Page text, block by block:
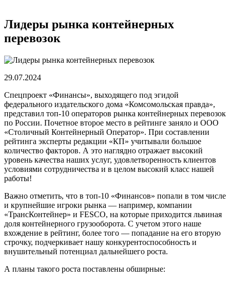
Лидеры рынка контейнерных
перевозок
29.07.2024
Спецпроект «Финансы», выходящего под эгидой
федерального издательского дома «Комсомольская правда»,
представил топ-10 операторов рынка контейнерных перевозок
по России. Почетное второе место в рейтинге заняло и ООО
«Столичный Контейнерный Оператор». При составлении
рейтинга эксперты редакции «КП» учитывали большое
количество факторов. А это наглядно отражает высокий
уровень качества наших услуг, удовлетворенность клиентов
условиями сотрудничества и в целом высокий класс нашей
работы!
Важно отметить, что в топ-10 «Финансов» попали в том числе
и крупнейшие игроки рынка — например, компании
«ТрансКонтейнер» и FESCO, на которые приходится львиная
доля контейнерного грузооборота. С учетом этого наше
вхождение в рейтинг, более того — попадание на его вторую
строчку, подчеркивает нашу конкурентоспособность и
внушительный потенциал дальнейшего роста.
А планы такого роста поставлены обширные: